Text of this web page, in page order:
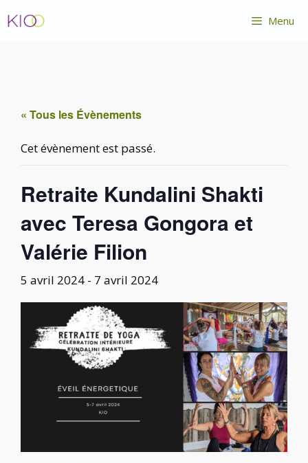
au
Menu
« Tous les Évènements
Cet évènement est passé.
Retraite Kundalini Shakti
avec Teresa Gongora et
Valérie Filion
5 avril 2024 - 7 avril 2024